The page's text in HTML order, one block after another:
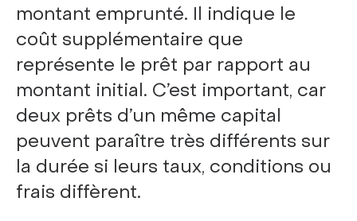
montant emprunté. Il indique le
coût supplémentaire que
représente le prêt par rapport au
montant initial. C’est important, car
deux prêts d’un même capital
peuvent paraître très différents sur
la durée si leurs taux, conditions ou
frais diffèrent.